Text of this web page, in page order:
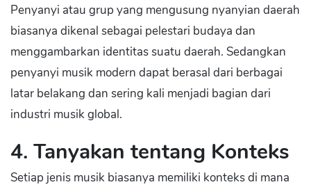
Penyanyi atau grup yang mengusung nyanyian daerah
biasanya dikenal sebagai pelestari budaya dan
menggambarkan identitas suatu daerah. Sedangkan
penyanyi musik modern dapat berasal dari berbagai
latar belakang dan sering kali menjadi bagian dari
industri musik global.
4. Tanyakan tentang Konteks
Setiap jenis musik biasanya memiliki konteks di mana